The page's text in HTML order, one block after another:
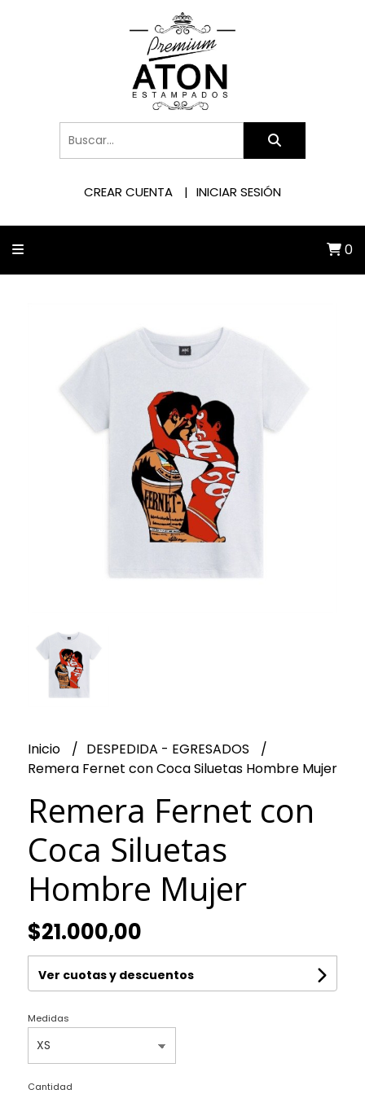
CREAR CUENTA INICIAR SESIÓN
0
Inicio
DESPEDIDA - EGRESADOS
Remera Fernet con Coca Siluetas Hombre Mujer
Remera Fernet con
Coca Siluetas
Hombre Mujer
$21.000,00
Ver cuotas y descuentos
Medidas
Cantidad